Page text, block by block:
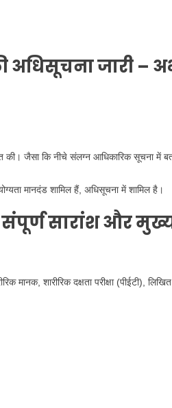
जारी –
जैसा कि नीचे संलग्न आधिकारिक सूचना में
मानदंड शामिल हैं, अधिसूचना में शामिल है।
सारांश और
मानक, शारीरिक दक्षता परीक्षा (पीईटी),